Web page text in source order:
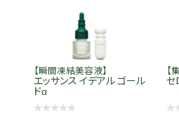
【瞬間凍結美容液】
エッサンス イデアル ゴール
ドα
【
セ